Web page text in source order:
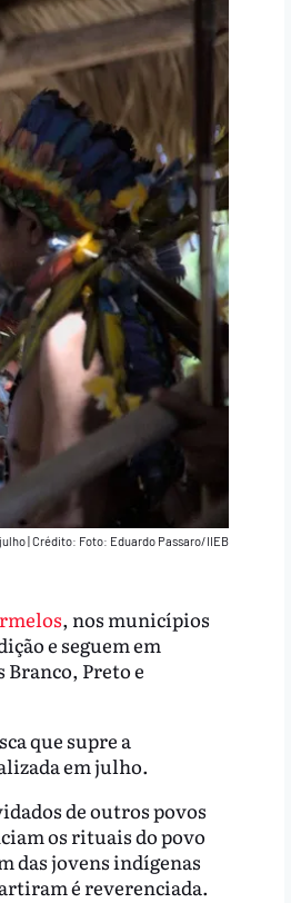
|Crédito: Foto: Eduardo Passaro/IIEB
, nos municípios
e seguem em
Preto e
que supre a
em julho.
de outros povos
os rituais do povo
das jovens indígenas
é reverenciada.